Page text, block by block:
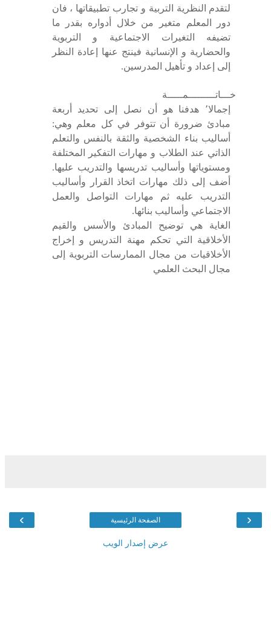
لتقدم النظرية التربية و تجارب تطبيقاتها ، فان
دور المعلم متغير من خلال أدواره بقدر ما
تضيفه التغيرات الاجتماعية و التربوية
والحضارية و الإنسانية فينتج عنها إعادة النظر
إلى إعداد و تأهيل المدرسين.
خـــاتـــــــــمـــــة
إجمالا٬ هدفنا هو أن نصل إلى تحديد أربعة
مبادئ ضرورة أن تتوفر في كل معلم وهي:
أساليب بناء الشخصية والثقة بالنفس والتعلم
الذاتي عند الطلاب و مهارات التفكير المختلفة
ومستوياتها وأساليب تدريسها والتدريب عليها.
أضف إلى ذلك مهارات اتخاذ القرار وأساليب
التدريب عليه ثم مهارات التواصل والعمل
الاجتماعي وأساليب بنائها.
الغاية هي توضيح المبادئ والأسس والقيم
الأخلاقية التي تحكم مهنة التدريس و إخراج
الأخلاقيات من مجال الممارسات التربوية إلى
مجال البحث العلمي
‹
› الصفحة الرئيسية
عرض إصدار الويب